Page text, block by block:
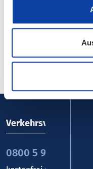
Zurück zur
Verkehrsverbund
0800 5 986 986